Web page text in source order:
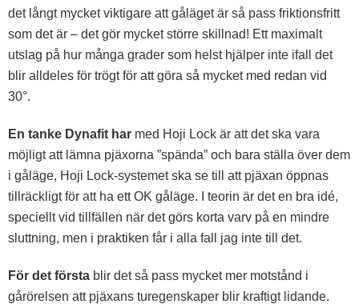
det långt mycket viktigare att gåläget är så pass friktionsfritt
som det är – det gör mycket större skillnad! Ett maximalt
utslag på hur många grader som helst hjälper inte ifall det
blir alldeles för trögt för att göra så mycket med redan vid
30°.
En tanke Dynafit har med Hoji Lock är att det ska vara
möjligt att lämna pjäxorna ”spända” och bara ställa över dem
i gåläge, Hoji Lock-systemet ska se till att pjäxan öppnas
tillräckligt för att ha ett OK gåläge. I teorin är det en bra idé,
speciellt vid tillfällen när det görs korta varv på en mindre
sluttning, men i praktiken får i alla fall jag inte till det.
För det första blir det så pass mycket mer motstånd i
gårörelsen att pjäxans turegenskaper blir kraftigt lidande.